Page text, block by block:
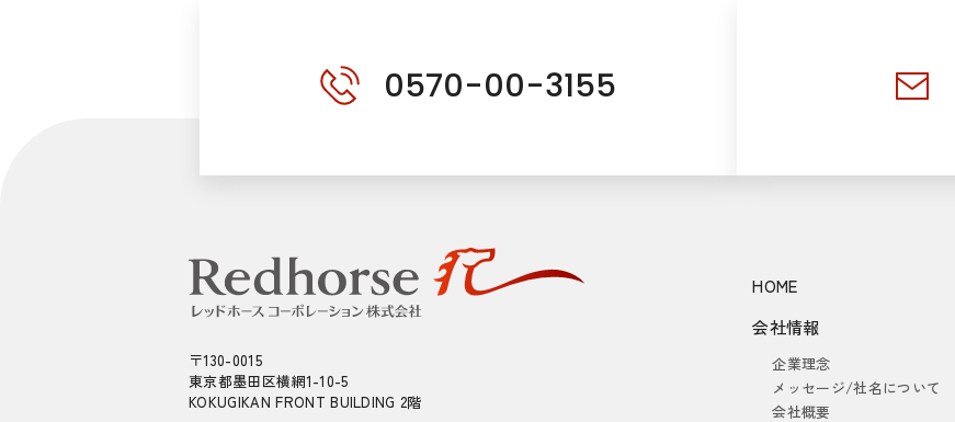
0570-00-3155
〒130-0015
東京都墨田区横網1-10-5
KOKUGIKAN FRONT BUILDING 2階
HOME
会社情報
企業理念
メッセージ/社名について
会社概要